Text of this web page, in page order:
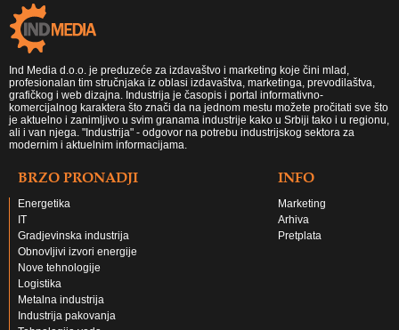
Ind Media d.o.o. je preduzeće za izdavaštvo i marketing koje čini mlad,
profesionalan tim stručnjaka iz oblasi izdavaštva, marketinga, prevodilaštva,
grafičkog i web dizajna. Industrija je časopis i portal informativno-
komercijalnog karaktera što znači da na jednom mestu možete pročitati sve što
je aktuelno i zanimljivo u svim granama industrije kako u Srbiji tako i u regionu,
ali i van njega. "Industrija" - odgovor na potrebu industrijskog sektora za
modernim i aktuelnim informacijama.
BRZO PRONADJI
Energetika
IT
Gradjevinska industrija
Obnovljivi izvori energije
Nove tehnologije
Logistika
Metalna industrija
Industrija pakovanja
INFO
Marketing
Arhiva
Pretplata